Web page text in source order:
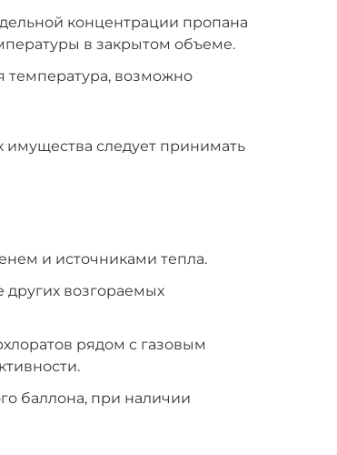
концентрации пропана
в закрытом объеме.
температура, возможно
следует принимать
и источниками тепла.
других возгораемых
рядом с газовым
баллона, при наличии